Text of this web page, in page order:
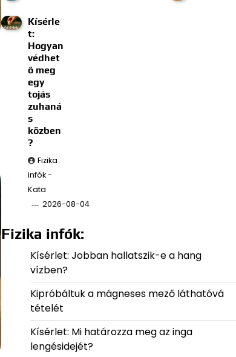
Kísérle
t:
Hogyan
védhet
ő meg
egy
tojás
zuhaná
s
közben
?
Fizika
infók -
Kata
2026-08-04
Fizika infók:
Kísérlet: Jobban hallatszik-e a hang
vízben?
Kipróbáltuk a mágneses mező láthatóvá
tételét
Kísérlet: Mi határozza meg az inga
lengésidejét?